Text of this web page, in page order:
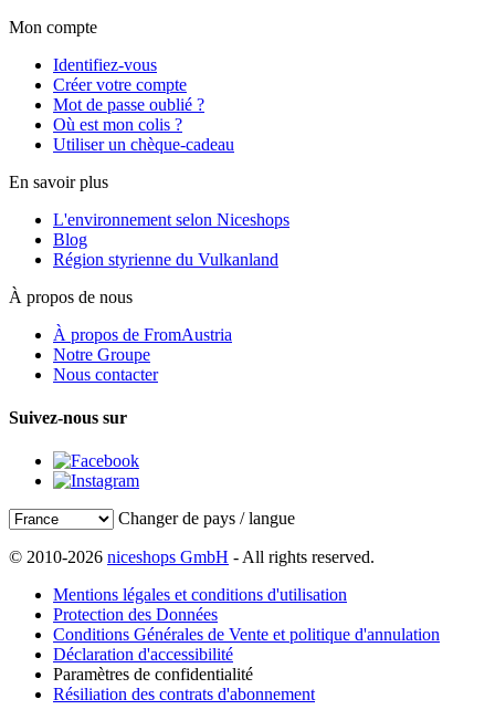
Mon compte
Identifiez-vous
Créer votre compte
Mot de passe oublié ?
Où est mon colis ?
Utiliser un chèque-cadeau
En savoir plus
L'environnement selon Niceshops
Blog
Région styrienne du Vulkanland
À propos de nous
À propos de FromAustria
Notre Groupe
Nous contacter
Suivez-nous sur
Changer de pays / langue
© 2010-2026 niceshops GmbH - All rights reserved.
Mentions légales et conditions d'utilisation
Protection des Données
Conditions Générales de Vente et politique d'annulation
Déclaration d'accessibilité
Paramètres de confidentialité
Résiliation des contrats d'abonnement